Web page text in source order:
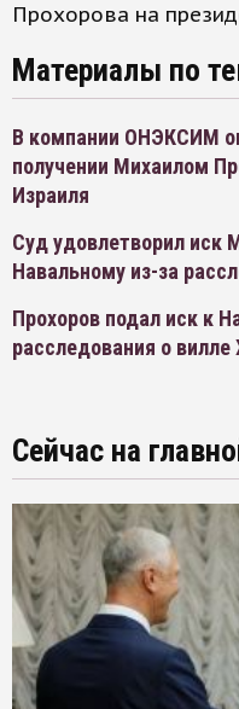
Прохорова на
Материалы по
В компании ОНЭКСИМ
получении Михаилом
Израиля
Суд удовлетворил иск
Навальному из-за
Прохоров подал иск к
расследования о вилле
Сейчас на